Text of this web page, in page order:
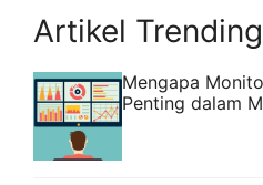
Artikel Trending
Mengapa
Penting dalam